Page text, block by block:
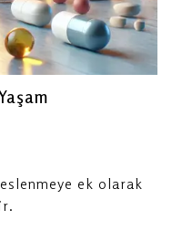
ek olarak